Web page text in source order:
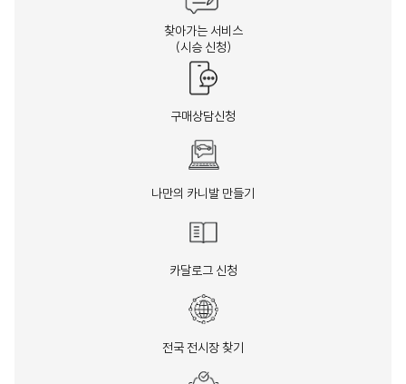
찾아가는 서비스
(시승 신청)
구매상담신청
나만의 카니발 만들기
카달로그 신청
전국 전시장 찾기